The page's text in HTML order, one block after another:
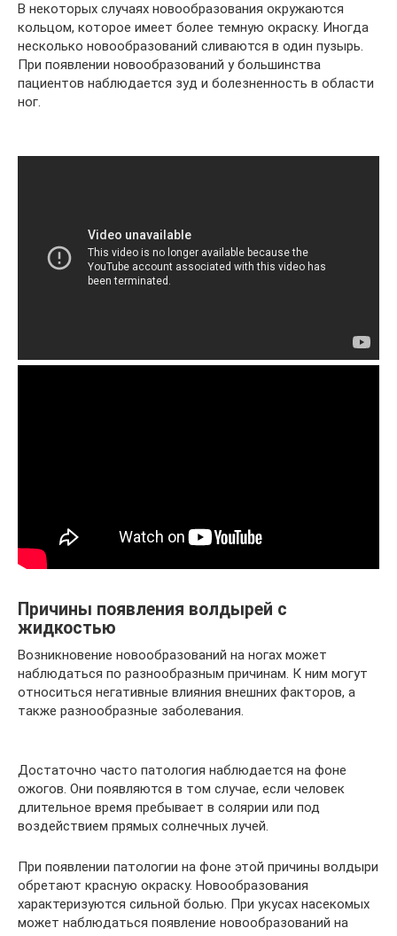
В некоторых случаях новообразования окружаются
кольцом, которое имеет более темную окраску. Иногда
несколько новообразований сливаются в один пузырь.
При появлении новообразований у большинства
пациентов наблюдается зуд и болезненность в области
ног.
Причины появления волдырей с
жидкостью
Возникновение новообразований на ногах может
наблюдаться по разнообразным причинам. К ним могут
относиться негативные влияния внешних факторов, а
также разнообразные заболевания.
Достаточно часто патология наблюдается на фоне
ожогов. Они появляются в том случае, если человек
длительное время пребывает в солярии или под
воздействием прямых солнечных лучей.
При появлении патологии на фоне этой причины волдыри
обретают красную окраску. Новообразования
характеризуются сильной болью. При укусах насекомых
может наблюдаться появление новообразований на